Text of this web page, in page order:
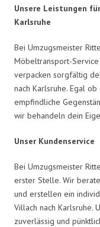
Unsere Leistungen
Karlsruhe
Bei Umzugsmeister
Möbeltransport-
verpacken sorgfältig
nach Karlsruhe. Egal
empfindliche
wir behandeln dein
Unser Kundenservice
Bei Umzugsmeister
erster Stelle. Wir
und erstellen ein
Villach nach Karlsruhe.
zuverlässig und